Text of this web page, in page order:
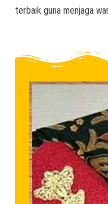
terbaik guna menjaga